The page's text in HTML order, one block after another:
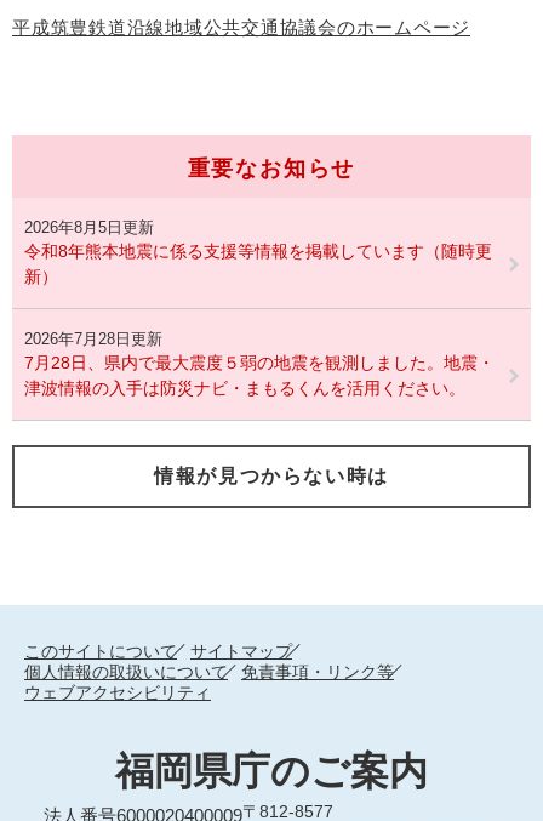
平成筑豊鉄道沿線地域公共交通協議会のホームページ
重要なお知らせ
2026年8月5日更新
令和8年熊本地震に係る支援等情報を掲載しています（随時更
新）
2026年7月28日更新
7月28日、県内で最大震度５弱の地震を観測しました。地震・
津波情報の入手は防災ナビ・まもるくんを活用ください。
情報が見つからない時は
このサイトについて
サイトマップ
個人情報の取扱いについて
免責事項・リンク等
ウェブアクセシビリティ
福岡県庁のご案内
法人番号6000020400009〒812-8577